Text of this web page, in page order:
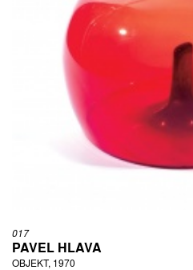
017
PAVEL HLAVA
OBJEKT, 1970